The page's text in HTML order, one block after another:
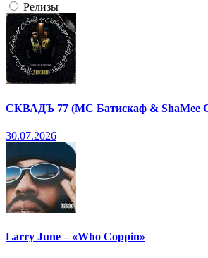
Релизы
СКВАДЪ 77 (МС Батискаф & ShaMee
30.07.2026
Larry June – «Who Coppin»